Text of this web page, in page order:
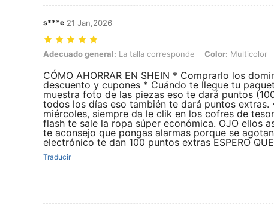
s***e 21 Jan,2026
Adecuado general: La talla corresponde, Color: Multicolor, Talla: Seis
Adecuado general: La talla corresponde Color: Multicolor
CÓMO AHORRAR EN SHEIN * Comprarlo los
descuento y cupones * Cuándo te llegue tu
muestra foto de las piezas eso te dará puntos
todos los días eso también te dará puntos
miércoles, siempre da le clik en los cofres de
flash te sale la ropa súper económica. OJO ellos
te aconsejo que pongas alarmas porque se
electrónico te dan 100 puntos extras ESPERO
Traducir